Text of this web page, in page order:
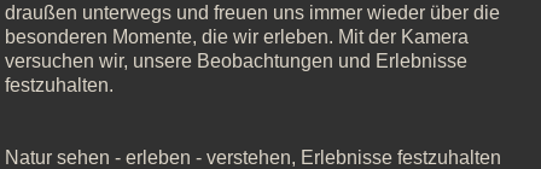
draußen unterwegs und freuen uns immer wieder über die
besonderen Momente, die wir erleben. Mit der Kamera
versuchen wir, unsere Beobachtungen und Erlebnisse
festzuhalten.
Natur sehen - erleben - verstehen, Erlebnisse festzuhalten